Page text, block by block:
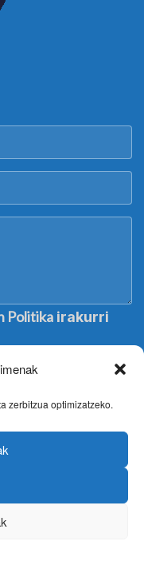
zerbitzua optimizatzeko.
Politika irakurri
policy